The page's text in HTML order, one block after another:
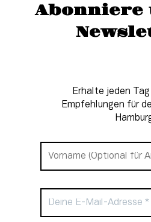
Abonniere
Erhalte jeden
Empfehlungen für